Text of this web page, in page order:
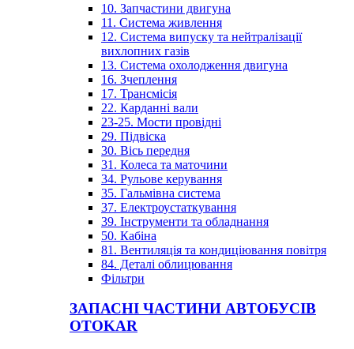
10. Запчастини двигуна
11. Система живлення
12. Система випуску та нейтралізації
вихлопних газів
13. Система охолодження двигуна
16. Зчеплення
17. Трансмісія
22. Карданні вали
23-25. Мости провідні
29. Підвіска
30. Вісь передня
31. Колеса та маточини
34. Рульове керування
35. Гальмівна система
37. Електроустаткування
39. Інструменти та обладнання
50. Кабіна
81. Вентиляція та кондиціювання повітря
84. Деталі облицювання
Фільтри
ЗАПАСНІ ЧАСТИНИ АВТОБУСІВ
OTOKAR